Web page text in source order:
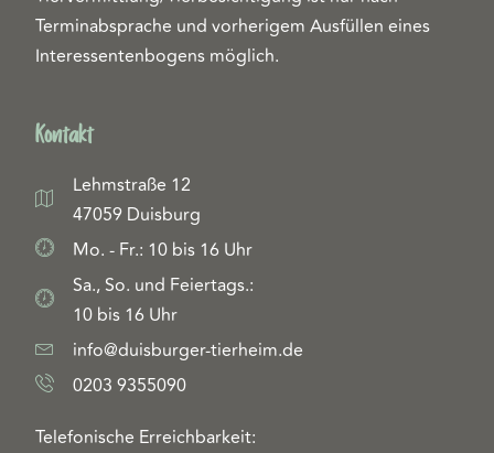
Terminabsprache und vorherigem Ausfüllen eines
Interessentenbogens möglich.
Kontakt
Lehmstraße 12
47059 Duisburg
Mo. - Fr.: 10 bis 16 Uhr
Sa., So. und Feiertags.:
10 bis 16 Uhr
info@duisburger-tierheim.de
0203 9355090
Telefonische Erreichbarkeit: